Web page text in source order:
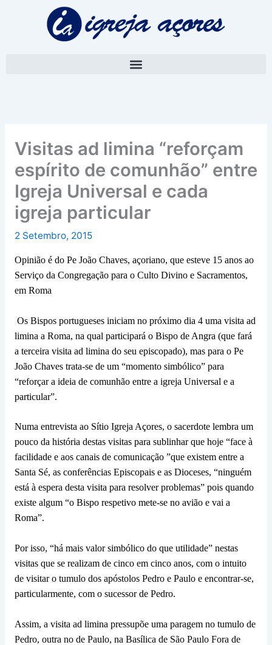
Visitas ad limina “reforçam
espírito de comunhão” entre
Igreja Universal e cada
igreja particular
2 Setembro, 2015
Opinião é do Pe João Chaves, açoriano, que esteve 15 anos ao
Serviço da Congregação para o Culto Divino e Sacramentos,
em Roma
Os Bispos portugueses iniciam no próximo dia 4 uma visita ad
limina a Roma, na qual participará o Bispo de Angra (que fará
a terceira visita ad limina do seu episcopado), mas para o Pe
João Chaves trata-se de um “momento simbólico” para
“reforçar a ideia de comunhão entre a igreja Universal e a
particular”.
Numa entrevista ao Sítio Igreja Açores, o sacerdote lembra um
pouco da história destas visitas para sublinhar que hoje “face à
facilidade e aos canais de comunicação ”que existem entre a
Santa Sé, as conferências Episcopais e as Dioceses, “ninguém
está à espera desta visita para resolver problemas” pois quando
existe algum “o Bispo respetivo mete-se no avião e vai a
Roma”.
Por isso, “há mais valor simbólico do que utilidade” nestas
visitas que se realizam de cinco em cinco anos, com o intuito
de visitar o tumulo dos apóstolos Pedro e Paulo e encontrar-se,
particularmente, com o sucessor de Pedro.
Assim, a visita ad limina pressupõe uma paragem no tumulo de
Pedro, outra no de Paulo, na Basílica de São Paulo Fora de